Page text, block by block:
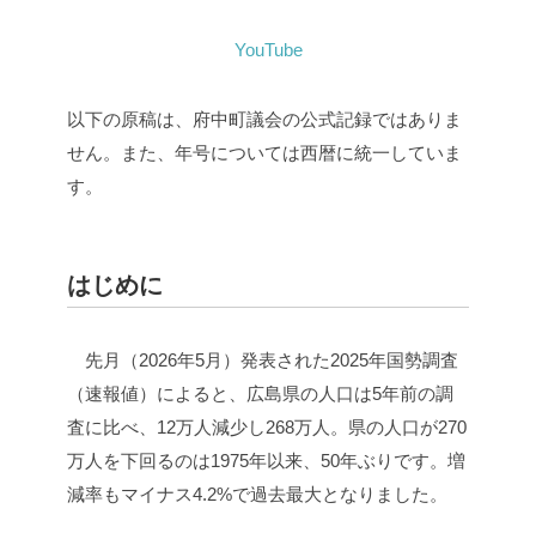
YouTube
以下の原稿は、府中町議会の公式記録ではありま
せん。また、年号については西暦に統一していま
す。
はじめに
先月（2026年5月）発表された2025年国勢調査
（速報値）によると、広島県の人口は5年前の調
査に比べ、12万人減少し268万人。県の人口が270
万人を下回るのは1975年以来、50年ぶりです。増
減率もマイナス4.2%で過去最大となりました。